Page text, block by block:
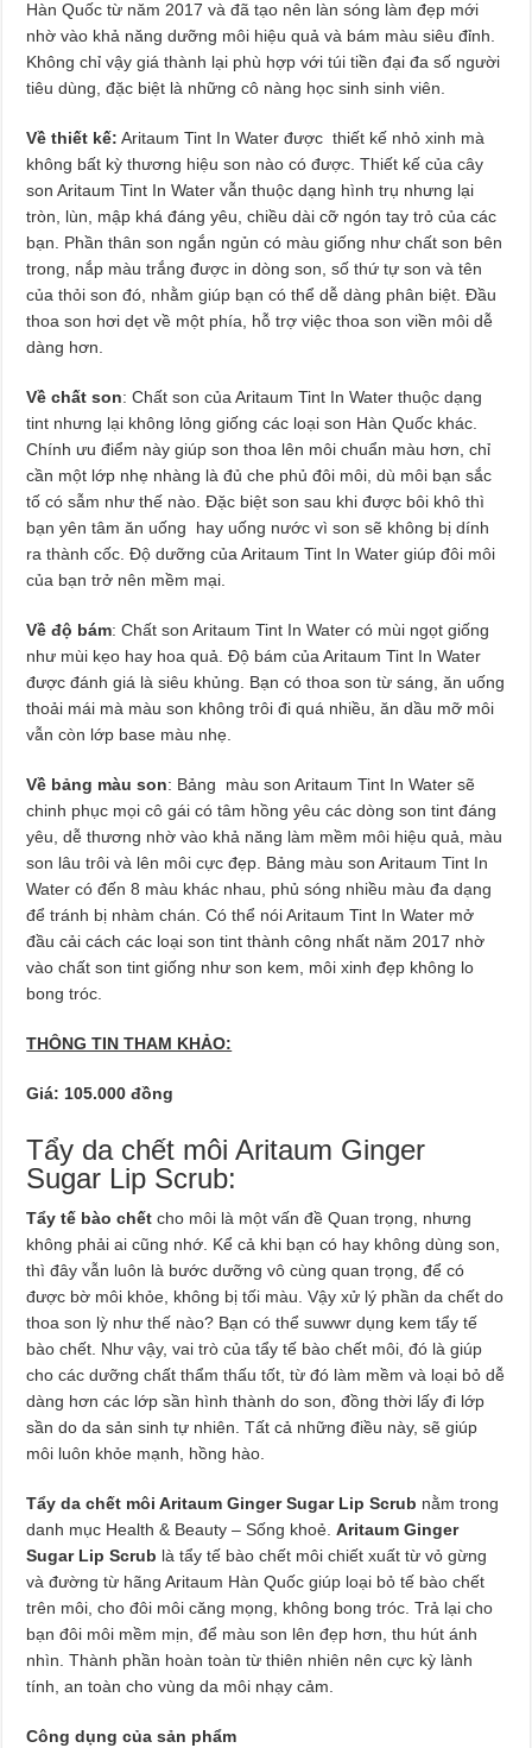
Hàn Quốc từ năm 2017 và đã tạo nên làn sóng làm đẹp mới
nhờ vào khả năng dưỡng môi hiệu quả và bám màu siêu đỉnh.
Không chỉ vậy giá thành lại phù hợp với túi tiền đại đa số người
tiêu dùng, đặc biệt là những cô nàng học sinh sinh viên.
Về thiết kế: Aritaum Tint In Water được thiết kế nhỏ xinh mà
không bất kỳ thương hiệu son nào có được. Thiết kế của cây
son Aritaum Tint In Water vẫn thuộc dạng hình trụ nhưng lại
tròn, lùn, mập khá đáng yêu, chiều dài cỡ ngón tay trỏ của các
bạn. Phần thân son ngắn ngủn có màu giống như chất son bên
trong, nắp màu trắng được in dòng son, số thứ tự son và tên
của thỏi son đó, nhằm giúp bạn có thể dễ dàng phân biệt. Đầu
thoa son hơi dẹt về một phía, hỗ trợ việc thoa son viền môi dễ
dàng hơn.
Về chất son: Chất son của Aritaum Tint In Water thuộc dạng
tint nhưng lại không lỏng giống các loại son Hàn Quốc khác.
Chính ưu điểm này giúp son thoa lên môi chuẩn màu hơn, chỉ
cần một lớp nhẹ nhàng là đủ che phủ đôi môi, dù môi bạn sắc
tố có sẫm như thế nào. Đặc biệt son sau khi được bôi khô thì
bạn yên tâm ăn uống hay uống nước vì son sẽ không bị dính
ra thành cốc. Độ dưỡng của Aritaum Tint In Water giúp đôi môi
của bạn trở nên mềm mại.
Về độ bám: Chất son Aritaum Tint In Water có mùi ngọt giống
như mùi kẹo hay hoa quả. Độ bám của Aritaum Tint In Water
được đánh giá là siêu khủng. Bạn có thoa son từ sáng, ăn uống
thoải mái mà màu son không trôi đi quá nhiều, ăn dầu mỡ môi
vẫn còn lớp base màu nhẹ.
Về bảng màu son: Bảng màu son Aritaum Tint In Water sẽ
chinh phục mọi cô gái có tâm hồng yêu các dòng son tint đáng
yêu, dễ thương nhờ vào khả năng làm mềm môi hiệu quả, màu
son lâu trôi và lên môi cực đẹp. Bảng màu son Aritaum Tint In
Water có đến 8 màu khác nhau, phủ sóng nhiều màu đa dạng
để tránh bị nhàm chán. Có thể nói Aritaum Tint In Water mở
đầu cải cách các loại son tint thành công nhất năm 2017 nhờ
vào chất son tint giống như son kem, môi xinh đẹp không lo
bong tróc.
THÔNG TIN THAM KHẢO:
Giá: 105.000 đồng
Tẩy da chết môi Aritaum Ginger
Sugar Lip Scrub:
Tẩy tế bào chếtcho môi là một vấn đề Quan trọng, nhưng
không phải ai cũng nhớ. Kể cả khi bạn có hay không dùng son,
thì đây vẫn luôn là bước dưỡng vô cùng quan trọng, để có
được bờ môi khỏe, không bị tối màu. Vậy xử lý phần da chết do
thoa son lỳ như thế nào? Bạn có thể suwwr dụng kem tẩy tế
bào chết. Như vậy, vai trò của tẩy tế bào chết môi, đó là giúp
cho các dưỡng chất thẩm thấu tốt, từ đó làm mềm và loại bỏ dễ
dàng hơn các lớp sần hình thành do son, đồng thời lấy đi lớp
sần do da sản sinh tự nhiên. Tất cả những điều này, sẽ giúp
môi luôn khỏe mạnh, hồng hào.
Tẩy da chết môi Aritaum Ginger Sugar Lip Scrub nằm trong
danh mục Health & Beauty – Sống khoẻ.Aritaum Ginger
Sugar Lip Scrub là tẩy tế bào chết môi chiết xuất từ vỏ gừng
và đường từ hãng Aritaum Hàn Quốc giúp loại bỏ tế bào chết
trên môi, cho đôi môi căng mọng, không bong tróc. Trả lại cho
bạn đôi môi mềm mịn, để màu son lên đẹp hơn, thu hút ánh
nhìn. Thành phần hoàn toàn từ thiên nhiên nên cực kỳ lành
tính, an toàn cho vùng da môi nhạy cảm.
Công dụng của sản phẩm